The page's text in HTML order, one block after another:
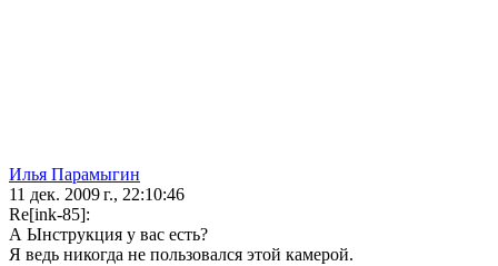
Илья Парамыгин
11 дек. 2009 г., 22:10:46
Re[ink-85]:
А Ынструкция у вас есть?
Я ведь никогда не пользовался этой камерой.